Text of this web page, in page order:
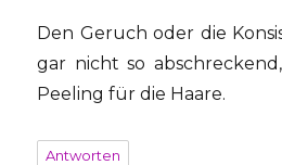
Den Geruch oder die
gar nicht so
Peeling für die Haare.
Antworten